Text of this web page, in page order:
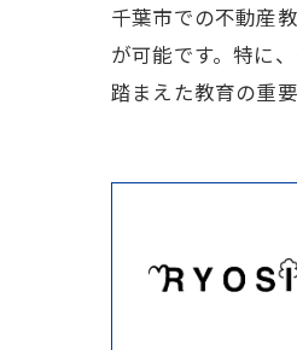
千葉市での不動産
が可能です。特に
踏まえた教育の重